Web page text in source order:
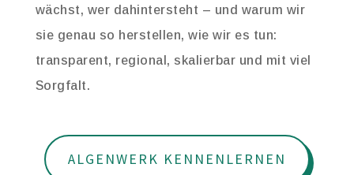
wächst, wer dahintersteht – und warum wir
sie genau so herstellen, wie wir es tun:
transparent, regional, skalierbar und mit viel
Sorgfalt.
ALGENWERK KENNENLERNEN